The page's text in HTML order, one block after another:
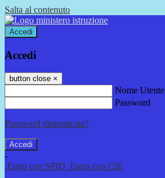
Salta al contenuto
Accedi
Accedi
button close ×
Nome Utente
Password
Password dimenticata?
-
Entra con SPID Entra con CIE